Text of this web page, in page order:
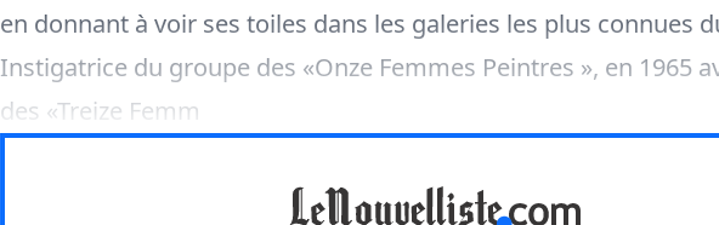
en donnant à voir ses toiles dans les galeries les plus connues
Instigatrice du groupe des «Onze Femmes Peintres », en 1965
des «Treize Femm